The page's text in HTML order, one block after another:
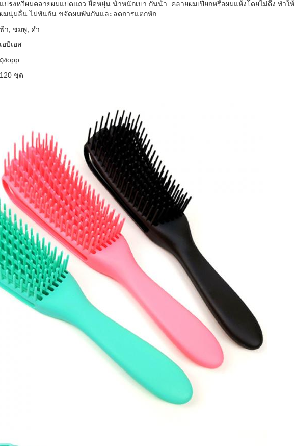
แปรงหวีผมคลายผมแปดแถว ยืดหยุ่น น้ำหนักเบา กันน้ำ คลายผมเปียกหรือผมแห้งโดยไม่ดึง ทำให้
ผมนุ่มลื่น ไม่พันกัน ขจัดผมพันกันและลดการแตกหัก
ฟ้า, ชมพู, ดำ
เอบีเอส
ถุงopp
120 ชุด